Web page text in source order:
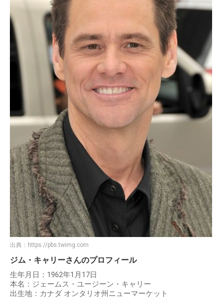
出典： https://pbs.twimg.com
ジム・キャリーさんのプロフィール
生年月日：1962年1月17日
本名：ジェームス・ユージーン・キャリー
出生地：カナダ オンタリオ州ニューマーケット